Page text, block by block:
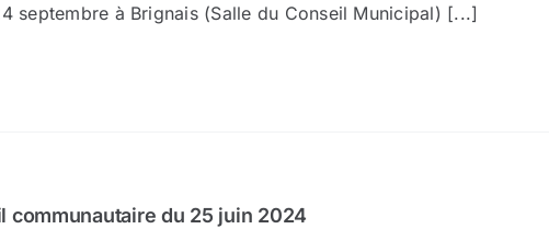
septembre à Brignais (Salle du Conseil Municipal) [...]
communautaire du 25 juin 2024